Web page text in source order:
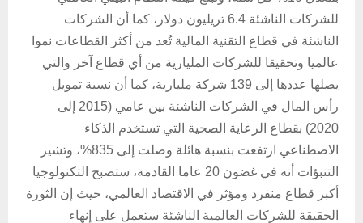
للشركات الناشئة 6.4 تريليون دولار، كما أن الشركات
الناشئة في قطاع التقنية المالية تُعد من أكثر القطاعات نموا
عالميا وتحقيقا للشركات المليارية من أي قطاع آخر والتي
يصلها عددها إلى 139 شركة مليارية، كما أن نسبة تمويل
رأس المال في الشركات الناشئة بين عامي (2015 إلى
2020) بقطاع الرعاية الصحية التي تستخدم الذكاء
الاصطناعي ارتفعت بنسبة هائلة وصلت إلى 835%، وتشير
التنبؤات أنه في غضون 20 عاما القادمة، ستصبح التكنولوجيا
أكبر قطاع منفرد ومؤثر في الاقتصاد العالمي، حيث إن الثورة
الحقيقة للشركات العالمية الناشئة ستعمل على إنهاء